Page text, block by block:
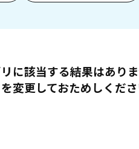
に該当する結果はありま
変更しておためしくださ